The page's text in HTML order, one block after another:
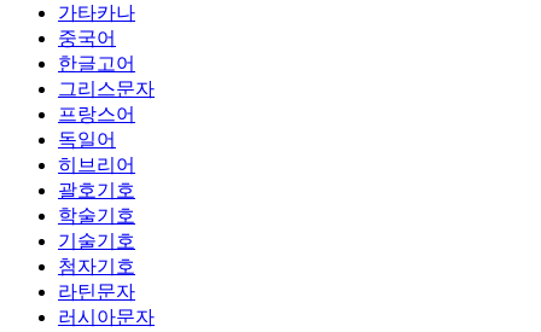
가타카나
중국어
한글고어
그리스문자
프랑스어
독일어
히브리어
괄호기호
학술기호
기술기호
첨자기호
라틴문자
러시아문자